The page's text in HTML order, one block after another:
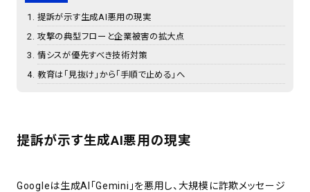
提訴が示す生成AI悪用の現実
攻撃の典型フローと企業被害の拡大点
情シスが優先すべき技術対策
教育は「見抜け」から「手順で止める」へ
提訴が示す生成AI悪用の現実
Googleは生成AI「Gemini」を悪用し、大規模に詐欺メッセージ